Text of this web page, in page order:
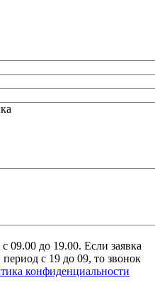
09.00 до 19.00. Если заявка
с 19 до 09, то звонок
конфиденциальности